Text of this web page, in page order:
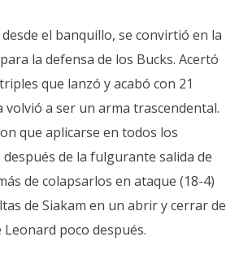
el banquillo, se convirtió en la
la defensa de los Bucks. Acertó
que lanzó y acabó con 21
volvió a ser un arma trascendental.
que aplicarse en todos los
de la fulgurante salida de
de colapsarlos en ataque (18-4)
de Siakam en un abrir y cerrar de
poco después.